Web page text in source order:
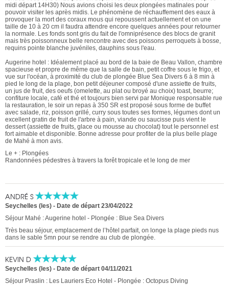
midi départ 14H30) Nous avions choisi les deux plongées matinales pour
pouvoir visiter les après midis. Le phénomène de réchauffement des eaux à
provoquer la mort des coraux mous qui repoussent actuellement et on une
taille de 10 à 20 cm il faudra attendre encore quelques années pour retourner
la normale. Les fonds sont gris du fait de l'omniprésence des blocs de granit
mais très poissonneux belle rencontre avec des poissons perroquets à bosse,
requins pointe blanche juvéniles, dauphins sous l'eau.
Augerine hotel : Idéalement placé au bord de la baie de Beau Vallon, chambre
spacieuse et propre de même que la salle de bain, petit coffre sous le frigo, et
vue sur l'océan, à proximité du club de plongée Blue Sea Divers 6 à 8 min à
pied le long de la plage, bon petit déjeuner composé d'une assiette de fruits,
un jus de fruit, des oeufs (omelette, au plat ou broyé au choix) toast, beurre;
confiture locale, café et thé et toujours bien servi par Monique responsable rue
la restauration, le soir un repas à 350 SR est proposé sous forme de buffet
avec salade, riz, poisson grillé, curry sous toutes ses formes, légumes dont un
excellent gratin de fruit de l'arbre à pain, viande ou saucisse puis vient le
dessert (assiette de fruits, glace ou mousse au chocolat) tout le personnel est
fort aimable et disponible. Bonne adresse pour profiter de la plus belle plage
de Mahé à mon avis.
Le + : Plongées
Randonnées pédestres à travers la forêt tropicale et le long de mer
ANDRÉ S
Seychelles (les) - Date de départ 23/04/2022
Séjour Mahé : Augerine hotel - Plongée : Blue Sea Divers
Très beau séjour, emplacement de l’hôtel parfait, on longe la plage pieds nus
dans le sable 5mn pour se rendre au club de plongée.
KEVIN D
Seychelles (les) - Date de départ 04/11/2021
Séjour Praslin : Les Lauriers Eco Hotel - Plongée : Octopus Diving